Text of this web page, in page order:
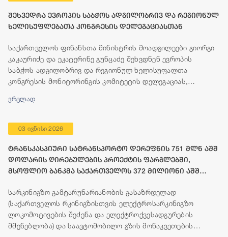
შეხვედრა ევროპის საბჭოს ადგილობრივ და რეგიონულ
ხელისუფლებათა კონგრესის დელეგაციასთან
საქართველოს ფინანსთა მინისტრის მოადგილეები გიორგი
კაკაურიძე და ეკატერინე გუნცაძე შეხვდნენ ევროპის
საბჭოს ადგილობრივ და რეგიონულ ხელისუფალთა
კონგრესის მონიტორინგის კომიტეტის დელეგაციას,
პერიოდში იმყოფება თბილისში.
ვრცლად
03 ივნისი 2026
ტრანსკასპიური სატრანსპორტო დერეფნის 751 მლნ აშშ
დოლარის ღირებულების პროექტის ფარგლებში,
მსოფლიო ბანკმა საქართველოს 372 მილიონი აშშ
სარკინიგზო გამტარუნარიანობის გასაზრდელად
(საქართველოს რკინიგზისთვის ელექტროსარკინიგზო
ლოკომოტივების შეძენა და ელექტროქვესადგურების
მშენებლობა) და საავტომობილო გზის მონაკვეთების